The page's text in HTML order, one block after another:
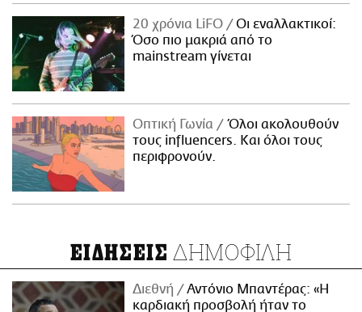
20 χρόνια LiFO
Οι εναλλακτικοί:
Όσο πιο μακριά από το
mainstream γίνεται
Οπτική Γωνία
Όλοι ακολουθούν
τους influencers. Και όλοι τους
περιφρονούν.
ΕΙΔΗΣΕΙΣ ΔΗΜΟΦΙΛΗ
Διεθνή
Αντόνιο Μπαντέρας: «Η
καρδιακή προσβολή ήταν το